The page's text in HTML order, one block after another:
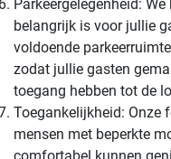
Parkeergelegenheid:
belangrijk is voor jullie
voldoende
zodat jullie gasten
toegang hebben tot de
Toegankelijkheid: Onze
mensen met beperkte